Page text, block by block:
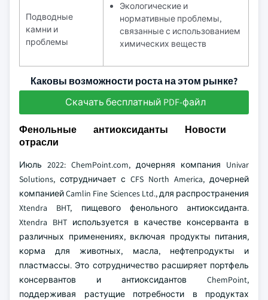
Подводные
камни и
проблемы
Экологические и
нормативные проблемы,
связанные с использованием
химических веществ
Каковы возможности роста на этом рынке?
Скачать бесплатный PDF-файл
Фенольные антиоксиданты Новости
отрасли
Июль 2022: ChemPoint.com, дочерняя компания Univar
Solutions, сотрудничает с CFS North America, дочерней
компанией Camlin Fine Sciences Ltd., для распространения
Xtendra BHT, пищевого фенольного антиоксиданта.
Xtendra BHT используется в качестве консерванта в
различных применениях, включая продукты питания,
корма для животных, масла, нефтепродукты и
пластмассы. Это сотрудничество расширяет портфель
консервантов и антиоксидантов ChemPoint,
поддерживая растущие потребности в продуктах